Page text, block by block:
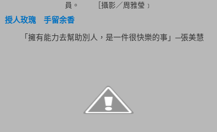
員。 ［攝影／周雅瑩﹞
授人玫瑰 手留余香
「擁有能力去幫助別人，是一件很快樂的事」─張美慧